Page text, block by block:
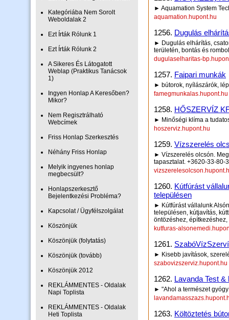
Kategóriába Nem Sorolt
Weboldalak 2
Ezt Írták Rólunk 1
Ezt Írták Rólunk 2
A Sikeres És Látogatott
Weblap (Praktikus Tanácsok
1)
Ingyen Honlap A Keresőben?
Mikor?
Nem Regisztrálható
Webcímek
Friss Honlap Szerkesztés
Néhány Friss Honlap
Melyik ingyenes honlap
megbecsült?
Honlapszerkesztő
Bejelentkezési Probléma?
Kapcsolat / Ügyfélszolgálat
Köszönjük
Köszönjük (folytatás)
Köszönjük (tovább)
Köszönjük 2012
REKLÁMMENTES - Oldalak
Napi Toplista
REKLÁMMENTES - Oldalak
Heti Toplista
► Aquamation System
aquamation.hupont.hu
1256. Dugulás
► Dugulás elhárítás,
területén, bontás és
dugulaselharitas-
1257. Faipari munkák
► bútorok, nyílászárók,
famegmunkalas.hupont.hu
1258. HŐSZERVÍZ
► Minőségi klíma a
hoszerviz.hupont.hu
1259. Vízszerelés
► Vízszerelés olcsón.
tapasztalat. +3620-33-80-
1260. Kútfúrást
településen
► Kútfúrást vállalunk
településen, kútjavítás,
öntözéshez,
kutfuras-
1261.
► Kisebb javítások,
szabovizszerviz.hupont.hu
1262. Lavanda Test
► "Ahol a természet
1263. Költöztetés